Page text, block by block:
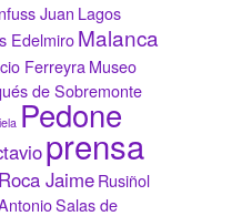
Juan Lagos
EdelmiroMalanca
FerreyraMuseo
de Sobremonte
Pedone
prensa
Roca JaimeRusiñol
Salas de